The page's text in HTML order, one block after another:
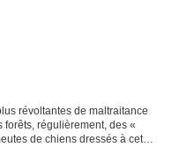
révoltantes de maltraitance
régulièrement, des «
de chiens dressés à cet